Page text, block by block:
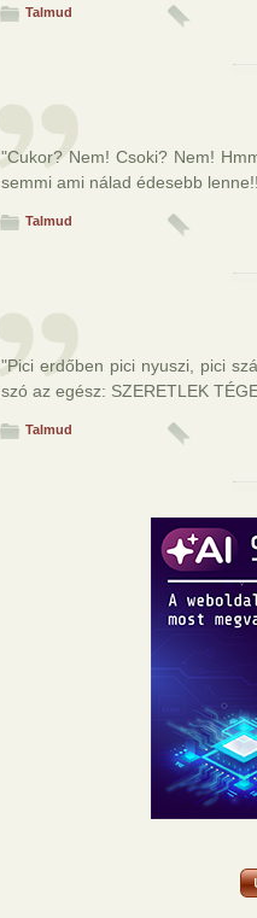
Talmud
"Cukor? Nem! Csoki? Nem!
semmi ami nálad édesebb
Talmud
"Pici erdőben pici nyuszi, pici
szó az egész: SZERETLEK
Talmud